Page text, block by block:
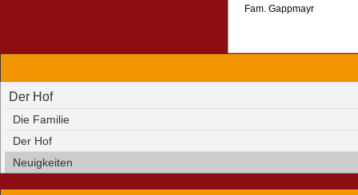
Fam. Gappmayr
Der Hof
Die Familie
Der Hof
Neuigkeiten